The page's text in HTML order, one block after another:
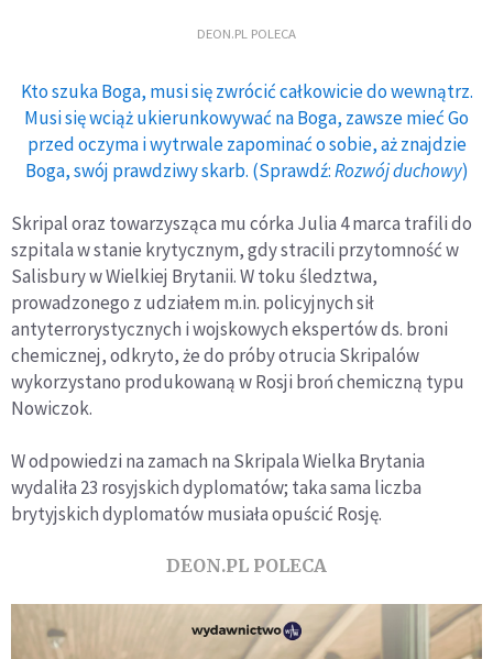
DEON.PL POLECA
Kto szuka Boga, musi się zwrócić całkowicie do wewnątrz.
Musi się wciąż ukierunkowywać na Boga, zawsze mieć Go
przed oczyma i wytrwale zapominać o sobie, aż znajdzie
Boga, swój prawdziwy skarb. (Sprawdź:Rozwój duchowy)
Skripal oraz towarzysząca mu córka Julia 4 marca trafili do
szpitala w stanie krytycznym, gdy stracili przytomność w
Salisbury w Wielkiej Brytanii. W toku śledztwa,
prowadzonego z udziałem m.in. policyjnych sił
antyterrorystycznych i wojskowych ekspertów ds. broni
chemicznej, odkryto, że do próby otrucia Skripalów
wykorzystano produkowaną w Rosji broń chemiczną typu
Nowiczok.
W odpowiedzi na zamach na Skripala Wielka Brytania
wydaliła 23 rosyjskich dyplomatów; taka sama liczba
brytyjskich dyplomatów musiała opuścić Rosję.
DEON.PL POLECA